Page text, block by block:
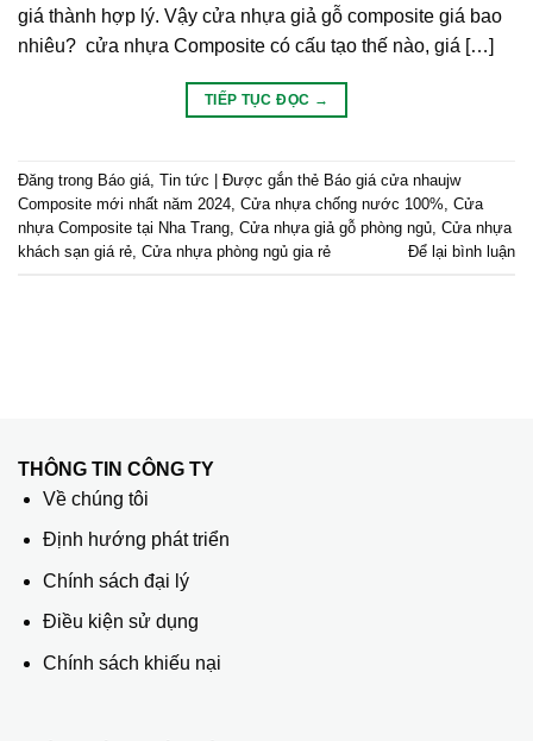
giá thành hợp lý. Vậy cửa nhựa giả gỗ composite giá bao
nhiêu? cửa nhựa Composite có cấu tạo thế nào, giá […]
TIẾP TỤC ĐỌC →
Đăng trong Báo giá Tin tức Được gắn thẻ Báo giá cửa nhaujw
Composite mới nhất năm 2024 Cửa nhựa chống nước 100% Cửa
nhựa Composite tại Nha Trang Cửa nhựa giả gỗ phòng ngủ Cửa nhựa
khách sạn giá rẻ Cửa nhựa phòng ngủ gia rẻ Để lại bình luận
THÔNG TIN CÔNG TY
Về chúng tôi
Định hướng phát triển
Chính sách đại lý
Điều kiện sử dụng
Chính sách khiếu nại